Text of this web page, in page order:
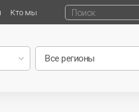
Кто мы